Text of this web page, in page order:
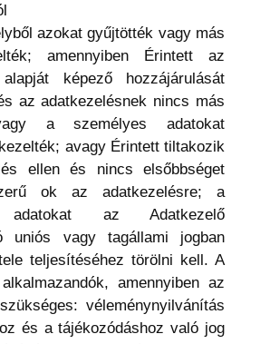
azokat gyűjtötték vagy más
amennyiben Érintett az
képező hozzájárulását
az adatkezelésnek nincs más
a személyes adatokat
avagy Érintett tiltakozik
ellen és nincs elsőbbséget
ok az adatkezelésre; a
adatokat az Adatkezelő
uniós vagy tagállami jogban
teljesítéséhez törölni kell. A
amennyiben az
véleménynyilvánítás
és a tájékozódáshoz való jog